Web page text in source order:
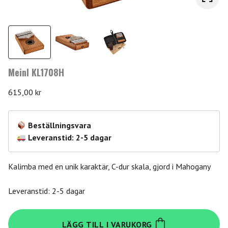
Meinl KL1708H
615,00 kr
Beställningsvara
Leveranstid: 2-5 dagar
Kalimba med en unik karaktär, C-dur skala, gjord i Mahogany
Leveranstid: 2-5 dagar
Meinl
LÄGG TILL I VARUKORG